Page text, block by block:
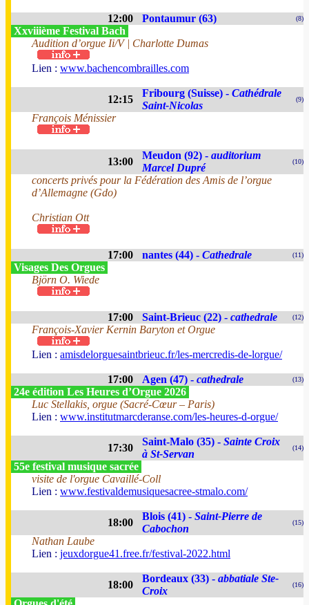
12:00 Pontaumur (63) (8)
Xxviiième Festival Bach
Audition d’orgue Ii/V | Charlotte Dumas
Lien : www.bachencombrailles.com
12:15
Fribourg (Suisse) - Cathédrale
Saint-Nicolas
(9)
François Ménissier
13:00
Meudon (92) - auditorium
Marcel Dupré
(10)
concerts privés pour la Fédération des Amis de l’orgue
d’Allemagne (Gdo)
Christian Ott
17:00 nantes (44) - Cathedrale (11)
Visages Des Orgues
Björn O. Wiede
17:00 Saint-Brieuc (22) - cathedrale (12)
François-Xavier Kernin Baryton et Orgue
Lien : amisdelorguesaintbrieuc.fr/les-mercredis-de-lorgue/
17:00 Agen (47) - cathedrale (13)
24e édition Les Heures d’Orgue 2026
Luc Stellakis, orgue (Sacré-Cœur – Paris)
Lien : www.institutmarcderanse.com/les-heures-d-orgue/
17:30
Saint-Malo (35) - Sainte Croix
à St-Servan
(14)
55e festival musique sacrée
visite de l'orgue Cavaillé-Coll
Lien : www.festivaldemusiquesacree-stmalo.com/
18:00
Blois (41) - Saint-Pierre de
Cabochon
(15)
Nathan Laube
Lien : jeuxdorgue41.free.fr/festival-2022.html
18:00
Bordeaux (33) - abbatiale Ste-
Croix
(16)